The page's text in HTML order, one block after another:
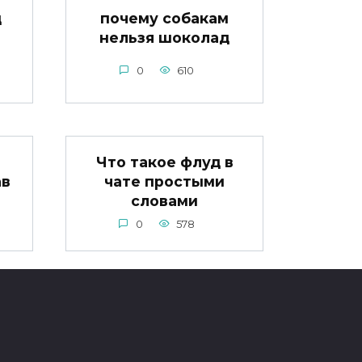
почему собакам
нельзя шоколад
0 610
Что такое флуд в
чате простыми
словами
0 578